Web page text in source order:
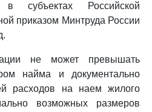
субъектах Российской
приказом Минтруда России
не может превышать
найма и документально
расходов на наем жилого
возможных размеров